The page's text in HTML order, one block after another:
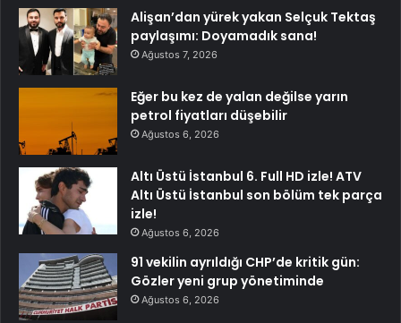
Alişan’dan yürek yakan Selçuk Tektaş
paylaşımı: Doyamadık sana!
Ağustos 7, 2026
Eğer bu kez de yalan değilse yarın
petrol fiyatları düşebilir
Ağustos 6, 2026
Altı Üstü İstanbul 6. Full HD izle! ATV
Altı Üstü İstanbul son bölüm tek parça
izle!
Ağustos 6, 2026
91 vekilin ayrıldığı CHP’de kritik gün:
Gözler yeni grup yönetiminde
Ağustos 6, 2026